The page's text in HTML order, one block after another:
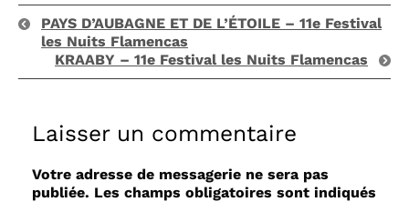
PAYS D’AUBAGNE ET DE L’ÉTOILE – 11e Festival
les Nuits Flamencas
KRAABY – 11e Festival les Nuits Flamencas
Laisser un commentaire
Votre adresse de messagerie ne sera pas
publiée. Les champs obligatoires sont indiqués